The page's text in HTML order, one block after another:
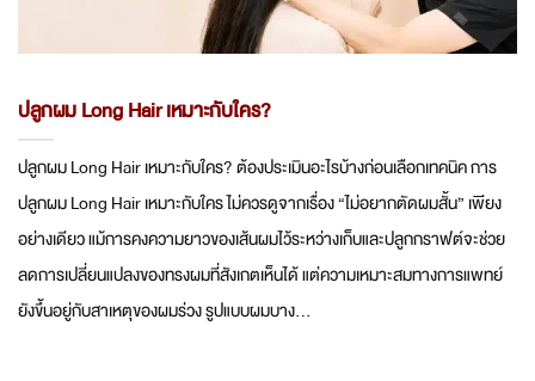
ปลูกผม Long Hair เหมาะกับใคร?
ปลูกผม Long Hair เหมาะกับใคร? ต้องประเมินอะไรบ้างก่อนเลือกเทคนิค การ
ปลูกผม Long Hair เหมาะกับใคร ไม่ควรดูจากเรื่อง “ไม่อยากตัดผมสั้น” เพียง
อย่างเดียว แม้การคงความยาวของเส้นผมไว้ระหว่างเก็บและปลูกกราฟต์จะช่วย
ลดการเปลี่ยนแปลงของทรงผมที่สังเกตเห็นได้ แต่ความเหมาะสมทางการแพทย์
ยังขึ้นอยู่กับสาเหตุของผมร่วง รูปแบบผมบาง...